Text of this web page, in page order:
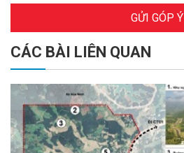
GỬI GÓP Ý
CÁC BÀI LIÊN QUAN